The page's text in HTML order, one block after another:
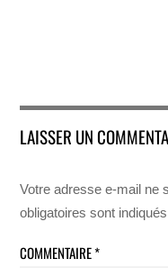
LAISSER UN
Votre adresse e-mail ne
obligatoires sont
COMMENTAIRE*